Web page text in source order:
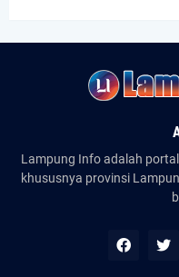
Lampung Info adalah
khususnya provinsi